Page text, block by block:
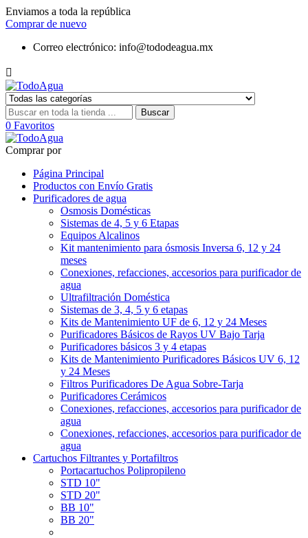
Enviamos a toda la república
Comprar de nuevo
Correo electrónico: info@tododeagua.mx

Buscar
0 Favoritos
Comprar por
Página Principal
Productos con Envío Gratis
Purificadores de agua
Osmosis Domésticas
Sistemas de 4, 5 y 6 Etapas
Equipos Alcalinos
Kit mantenimiento para ósmosis Inversa 6, 12 y 24
meses
Conexiones, refacciones, accesorios para purificador de
agua
Ultrafiltración Doméstica
Sistemas de 3, 4, 5 y 6 etapas
Kits de Mantenimiento UF de 6, 12 y 24 Meses
Purificadores Básicos de Rayos UV Bajo Tarja
Purificadores básicos 3 y 4 etapas
Kits de Mantenimiento Purificadores Básicos UV 6, 12
y 24 Meses
Filtros Purificadores De Agua Sobre-Tarja
Purificadores Cerámicos
Conexiones, refacciones, accesorios para purificador de
agua
Conexiones, refacciones, accesorios para purificador de
agua
Cartuchos Filtrantes y Portafiltros
Portacartuchos Polipropileno
STD 10"
STD 20"
BB 10"
BB 20"